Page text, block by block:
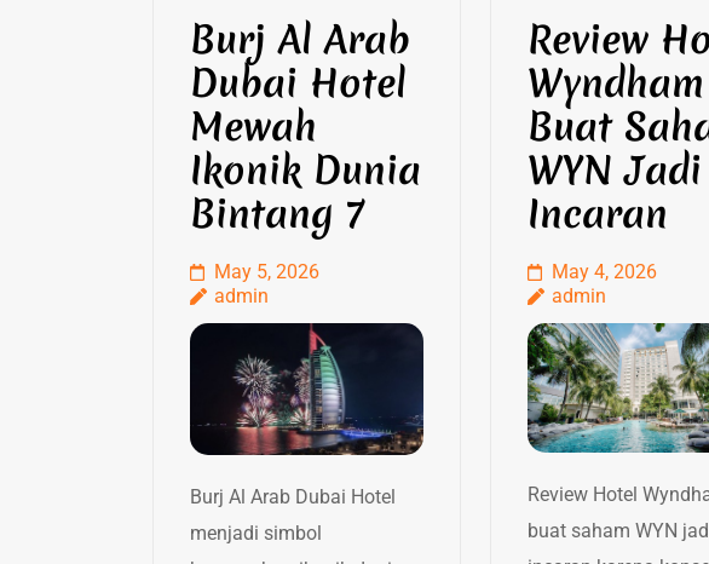
Burj Al Arab
Dubai Hotel
Mewah
Ikonik Dunia
Bintang 7
May 5, 2026
admin
Burj Al Arab Dubai Hotel
menjadi simbol
Review
Wyndham
Buat
WYN Jadi
Incaran
May 4, 2026
admin
Review Hotel
buat saham WYN